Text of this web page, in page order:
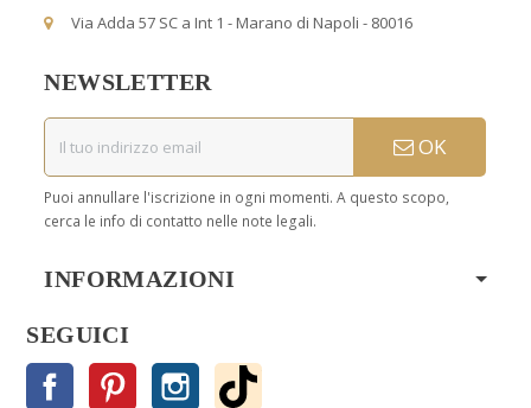
Via Adda 57 SC a Int 1 - Marano di Napoli - 80016
NEWSLETTER
OK
Puoi annullare l'iscrizione in ogni momenti. A questo scopo,
cerca le info di contatto nelle note legali.
INFORMAZIONI
SEGUICI
Facebook Pinterest Instagram